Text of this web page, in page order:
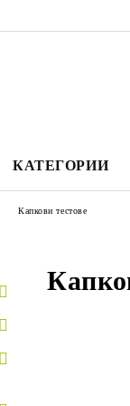
КАТЕГОРИИ
Капкови тестове